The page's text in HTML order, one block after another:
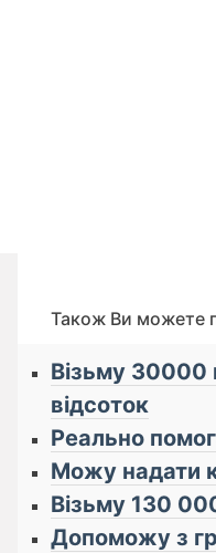
Також Ви можете
Візьму 30000
відсоток
Реально
Можу надати
Візьму 130
Допоможу з